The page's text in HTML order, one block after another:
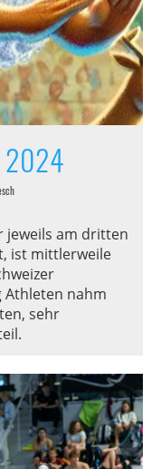
2024
jeweils am dritten
ist mittlerweile
Athleten nahm
sehr